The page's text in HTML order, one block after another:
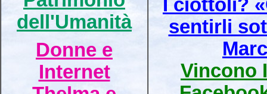
dell'Umanità
Donne e
Internet
I ciottoli?
sentirli
Vincono